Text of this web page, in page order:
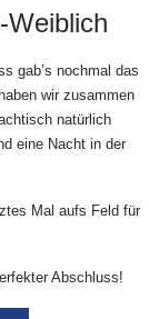
Weiblich
gab’s nochmal das
wir zusammen
natürlich
eine Nacht in der
Mal aufs Feld für
Abschluss!